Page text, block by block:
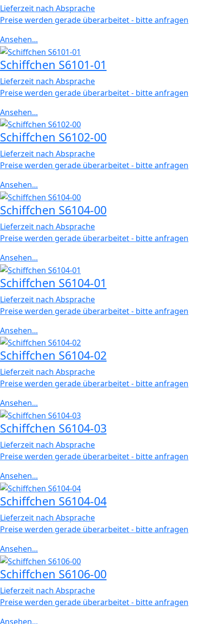
Lieferzeit nach Absprache
Preise werden gerade überarbeitet - bitte anfragen
Ansehen...
Schiffchen S6101-01
Lieferzeit nach Absprache
Preise werden gerade überarbeitet - bitte anfragen
Ansehen...
Schiffchen S6102-00
Lieferzeit nach Absprache
Preise werden gerade überarbeitet - bitte anfragen
Ansehen...
Schiffchen S6104-00
Lieferzeit nach Absprache
Preise werden gerade überarbeitet - bitte anfragen
Ansehen...
Schiffchen S6104-01
Lieferzeit nach Absprache
Preise werden gerade überarbeitet - bitte anfragen
Ansehen...
Schiffchen S6104-02
Lieferzeit nach Absprache
Preise werden gerade überarbeitet - bitte anfragen
Ansehen...
Schiffchen S6104-03
Lieferzeit nach Absprache
Preise werden gerade überarbeitet - bitte anfragen
Ansehen...
Schiffchen S6104-04
Lieferzeit nach Absprache
Preise werden gerade überarbeitet - bitte anfragen
Ansehen...
Schiffchen S6106-00
Lieferzeit nach Absprache
Preise werden gerade überarbeitet - bitte anfragen
Ansehen...